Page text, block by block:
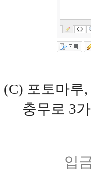
(C) 포토마루,
충무로 3
입